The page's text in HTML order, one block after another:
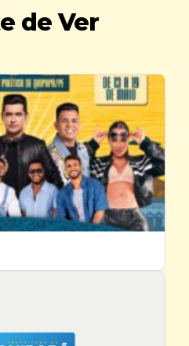
de Ver